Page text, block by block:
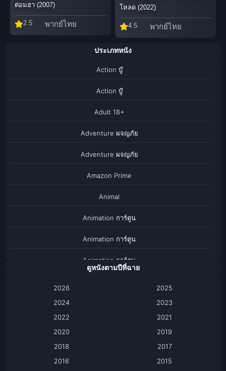
ต่อมฮา (2007)
2.5 พากย์ไทย
โหลด (2022)
4.5 พากย์ไทย
ประเภทหนัง
Action บู๊
Action บู๊
Adult 18+
Adventure ผจญภัย
Adventure ผจญภัย
Amazon Prime
Animal
Animation การ์ตูน
Animation การ์ตูน
Animation การ์ตูน
Based on a True Story เรื่องจริง
Based on a True Story เรื่องจริง
ดูหนังตามปีที่ฉาย
2026
2025
2024
2023
2022
2021
2020
2019
2018
2017
2016
2015